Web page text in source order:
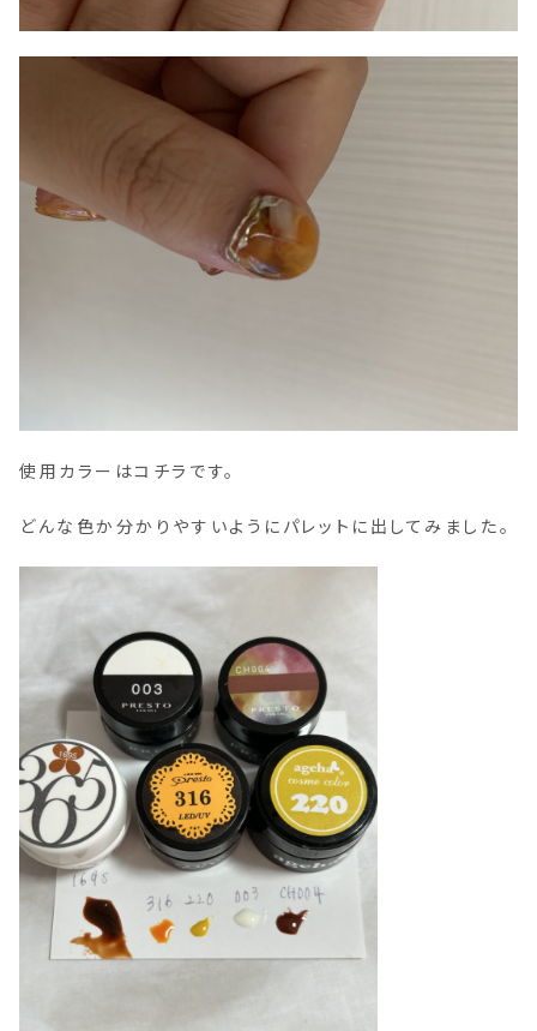
使用カラーはコチラです。
どんな色か分かりやすいようにパレットに出してみました。